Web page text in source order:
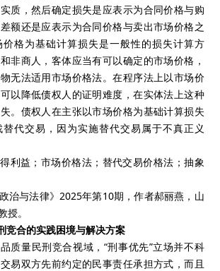
质，然后确定损失是应表示为合同价格与购
额还是应表示为合同价格与卖出市场价格之
格为基础计算损失是一般性的损失计算方
非商人，客体应当有可以确定的市场价格，
无法适用市场价格法。在程序法上以市场价
以降低债权人的证明难度，在实体法上这种
。债权人在主张以市场价格为基础计算损失
代交易，因为实施替代交易属于不真正义
得利益；市场价格法；替代交易价格法；抽象
治与法律》2025年第10期，作者郝丽燕，山
授。
竞合的实践困境与解决方案
品质量民刑竞合视域，“刑事优先”立场并不科
易双方先前约定的民事责任承担方式，而且